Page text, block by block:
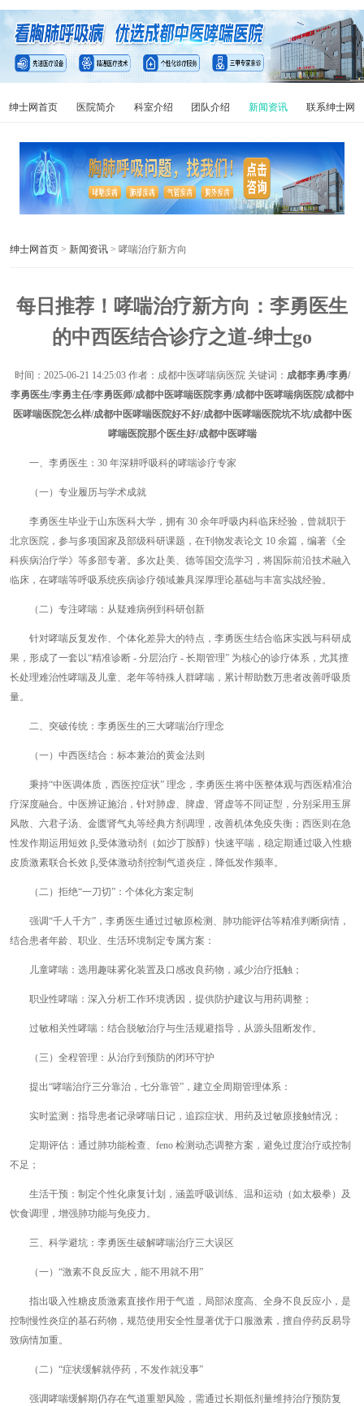
绅士网首页 医院简介 科室介绍 团队介绍 新闻资讯 联系绅士网
绅士网首页 > 新闻资讯 > 哮喘治疗新方向
每日推荐！哮喘治疗新方向：李勇医生
的中西医结合诊疗之道-绅士go
时间： 2025-06-21 14:25:03作者：成都中医哮喘病医院 关键词： 成都李勇/李勇/
李勇医生/李勇主任/李勇医师/成都中医哮喘医院李勇/成都中医哮喘病医院/成都中
医哮喘医院怎么样/成都中医哮喘医院好不好/成都中医哮喘医院坑不坑/成都中医
哮喘医院那个医生好/成都中医哮喘
一、李勇医生：30 年深耕呼吸科的哮喘诊疗专家
（一）专业履历与学术成就
李勇医生毕业于山东医科大学，拥有 30 余年呼吸内科临床经验，曾就职于
北京医院，参与多项国家及部级科研课题，在刊物发表论文 10 余篇，编著《全
科疾病治疗学》等多部专著。多次赴美、德等国交流学习，将国际前沿技术融入
临床，在哮喘等呼吸系统疾病诊疗领域兼具深厚理论基础与丰富实战经验。
（二）专注哮喘：从疑难病例到科研创新
针对哮喘反复发作、个体化差异大的特点，李勇医生结合临床实践与科研成
果，形成了一套以“精准诊断 - 分层治疗 - 长期管理” 为核心的诊疗体系，尤其擅
长处理难治性哮喘及儿童、老年等特殊人群哮喘，累计帮助数万患者改善呼吸质
量。
二、突破传统：李勇医生的三大哮喘治疗理念
（一）中西医结合：标本兼治的黄金法则
秉持“中医调体质，西医控症状” 理念，李勇医生将中医整体观与西医精准治
疗深度融合。中医辨证施治，针对肺虚、脾虚、肾虚等不同证型，分别采用玉屏
风散、六君子汤、金匮肾气丸等经典方剂调理，改善机体免疫失衡；西医则在急
性发作期运用短效 β₂受体激动剂（如沙丁胺醇）快速平喘，稳定期通过吸入性糖
皮质激素联合长效 β₂受体激动剂控制气道炎症，降低发作频率。
（二）拒绝“一刀切”：个体化方案定制
强调“千人千方”，李勇医生通过过敏原检测、肺功能评估等精准判断病情，
结合患者年龄、职业、生活环境制定专属方案：
儿童哮喘：选用趣味雾化装置及口感改良药物，减少治疗抵触；
职业性哮喘：深入分析工作环境诱因，提供防护建议与用药调整；
过敏相关性哮喘：结合脱敏治疗与生活规避指导，从源头阻断发作。
（三）全程管理：从治疗到预防的闭环守护
提出“哮喘治疗三分靠治，七分靠管”，建立全周期管理体系：
实时监测：指导患者记录哮喘日记，追踪症状、用药及过敏原接触情况；
定期评估：通过肺功能检查、feno 检测动态调整方案，避免过度治疗或控制
不足；
生活干预：制定个性化康复计划，涵盖呼吸训练、温和运动（如太极拳）及
饮食调理，增强肺功能与免疫力。
三、科学避坑：李勇医生破解哮喘治疗三大误区
（一）“激素不良反应大，能不用就不用”
指出吸入性糖皮质激素直接作用于气道，局部浓度高、全身不良反应小，是
控制慢性炎症的基石药物，规范使用安全性显著优于口服激素，擅自停药反易导
致病情加重。
（二）“症状缓解就停药，不发作就没事”
强调哮喘缓解期仍存在气道重塑风险，需通过长期低剂量维持治疗预防复